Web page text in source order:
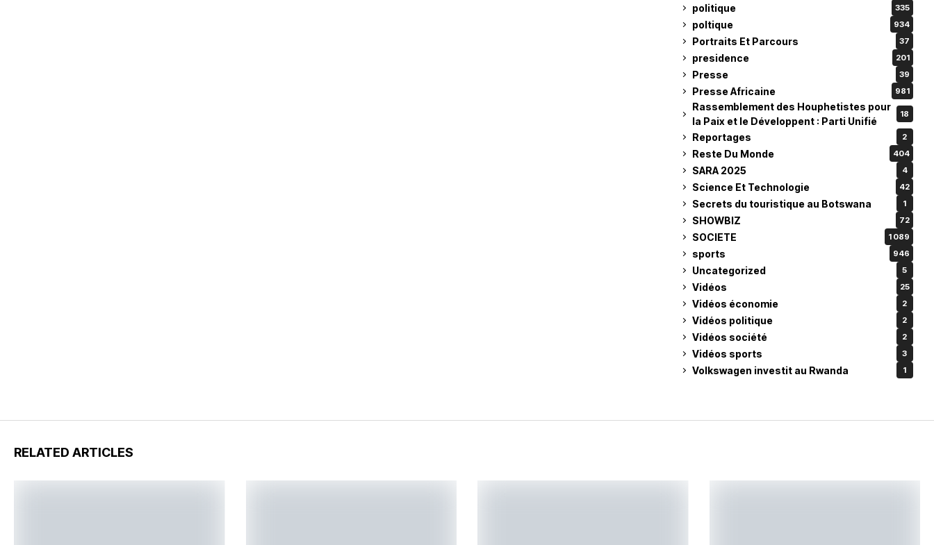
politique 335
poltique 934
Portraits Et Parcours 37
presidence 201
Presse 39
Presse Africaine 981
Rassemblement des Houphetistes pour
la Paix et le Développent : Parti Unifié
18
Reportages 2
Reste Du Monde 404
SARA 2025 4
Science Et Technologie 42
Secrets du touristique au Botswana 1
SHOWBIZ 72
SOCIETE 1 089
sports 946
Uncategorized 5
Vidéos 25
Vidéos économie 2
Vidéos politique 2
Vidéos société 2
Vidéos sports 3
Volkswagen investit au Rwanda 1
RELATED ARTICLES